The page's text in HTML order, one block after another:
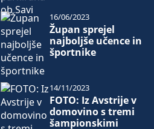
Župan sprejel
najboljše učence in
športnike
16/06/2023
FOTO: Iz Avstrije v
domovino s tremi
šampionskimi
14/11/2023